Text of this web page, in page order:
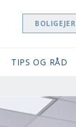
BOLIGEJER
TIPS OG RÅD